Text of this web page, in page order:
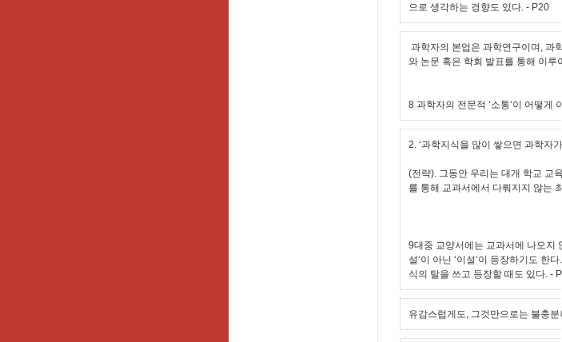
으로 생각하는 경향도 있다. - P20
과학자의 본업은 과학연구이며, 과
와 논문 혹은 학회 발표를 통해 이루
8 과학자의 전문적 ‘소통‘이 어떻게
2. ‘과학지식을 많이 쌓으면 과학자
(전략). 그동안 우리는 대개 학교 교
를 통해 교과서에서 다뤄지지 않는
9대중 교양서에는 교과서에 나오지
설‘이 아닌 ‘이설‘이 등장하기도 한
식의 탈을 쓰고 등장할 때도 있다. -
유감스럽게도, 그것만으로는 불충분